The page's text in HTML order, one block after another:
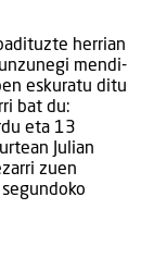
herrian
mendi-
eskuratu ditu
bat du:
eta 13
Julian
zuen